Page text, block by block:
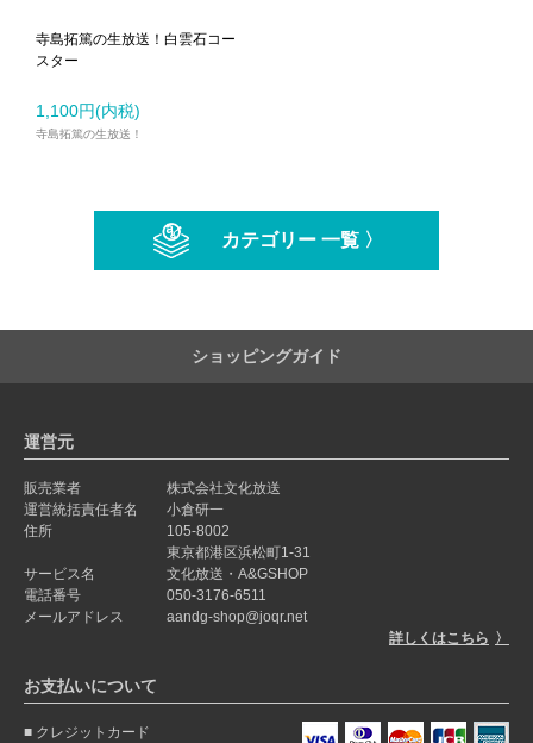
寺島拓篤の生放送！白雲石コー
スター
1,100円(内税)
寺島拓篤の生放送！
カテゴリー 一覧 〉
ショッピングガイド
運営元
販売業者
株式会社文化放送
運営統括責任者名
小倉研一
住所
105-8002
東京都港区浜松町1-31
サービス名
文化放送・A&GSHOP
電話番号
050-3176-6511
メールアドレス
aandg-shop@joqr.net
詳しくはこちら
お支払いについて
クレジットカード